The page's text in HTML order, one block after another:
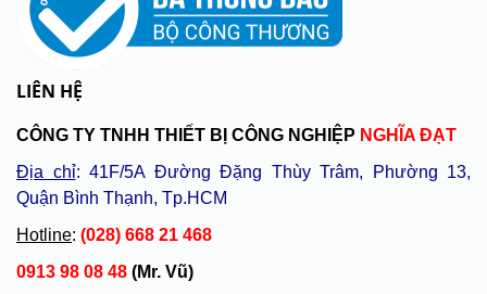
LIÊN HỆ
CÔNG TY TNHH THIẾT BỊ CÔNG NGHIỆP NGHĨA ĐẠT
Địa chỉ: 41F/5A Đường Đặng Thùy Trâm, Phường 13,
Quận Bình Thạnh, Tp.HCM
Hotline: (028) 668 21 468
0913 98 08 48 (Mr. Vũ)